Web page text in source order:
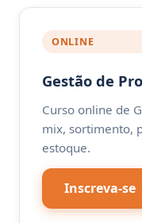
ONLINE
Gestão de
Curso online de
mix, sortimento,
estoque.
Inscreva-se